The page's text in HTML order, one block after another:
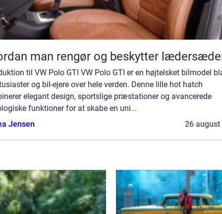
man rengør og beskytter
til VW Polo GTI VW Polo GTI er en højtelsket bilmodel
og bil-ejere over hele verden. Denne lille hot hatch
elegant design, sportslige præstationer og avancerede
funktioner for at skabe en uni...
Jensen
26 august